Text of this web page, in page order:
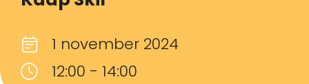
1 november 2024
12:00 - 14:00